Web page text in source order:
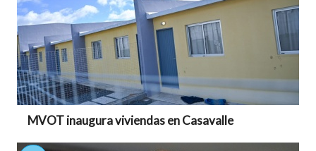
MVOT inaugura viviendas en Casavalle